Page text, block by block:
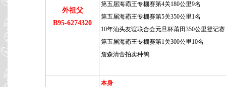
外祖父
B95-6274320
第五届海霸王专棚赛第4关180公里9名
第五届海霸王专棚赛第5关350公里1名
10年汕头友谊联合会元旦杯莆田350公里登记赛
第五届海霸王专棚赛第1关300公里10名
詹森清舍拍卖种鸽
本身